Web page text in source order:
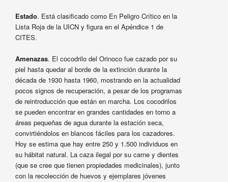
Estado. Está clasificado como En Peligro Crítico en la
Lista Roja de la UICN y figura en el Apéndice 1 de
CITES.
Amenazas. El cocodrilo del Orinoco fue cazado por su
piel hasta quedar al borde de la extinción durante la
década de 1930 hasta 1960, mostrando en la actualidad
pocos signos de recuperación, a pesar de los programas
de reintroducción que están en marcha. Los cocodrilos
se pueden encontrar en grandes cantidades en torno a
áreas pequeñas de agua durante la estación seca,
convirtiéndolos en blancos fáciles para los cazadores.
Hoy se estima que hay entre 250 y 1.500 individuos en
su hábitat natural. La caza ilegal por su carne y dientes
(que se cree que tienen propiedades medicinales), junto
con la recolección de huevos y ejemplares jóvenes